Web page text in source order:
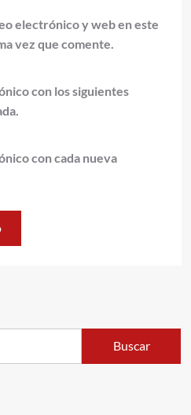
electrónico y web en este
vez que comente.
con los siguientes
con cada nueva
Buscar